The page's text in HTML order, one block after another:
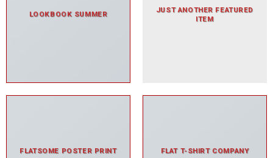
LOOKBOOK SUMMER
JUST ANOTHER FEATURED
ITEM
FLATSOME POSTER PRINT FLAT T-SHIRT COMPANY